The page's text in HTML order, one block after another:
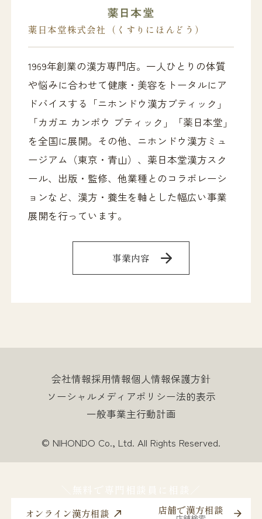
薬日本堂株式会社（くすりにほんどう）
1969年創業の漢方専門店。一人ひとりの体質
や悩みに合わせて健康・美容をトータルにア
ドバイスする「ニホンドウ漢方ブティック」
「カガエ カンポウ ブティック」「薬日本堂」
を全国に展開。その他、ニホンドウ漢方ミュ
ージアム（東京・青山）、薬日本堂漢方スク
ール、出版・監修、他業種とのコラボレーシ
ョンなど、漢方・養生を軸とした幅広い事業
展開を行っています。
事業内容
オンライン漢方相談 店舗で漢方相談
会社情報採用情報個人情報保護方針
ソーシャルメディアポリシー法的表示
一般事業主行動計画
© NIHONDO Co., Ltd. All Rights Reserved.